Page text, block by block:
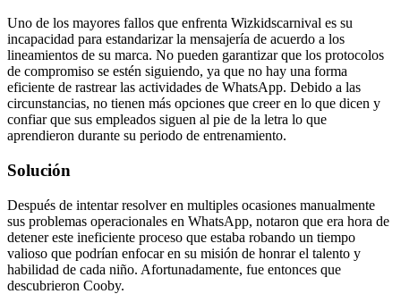
Uno de los mayores fallos que enfrenta Wizkidscarnival es su
incapacidad para estandarizar la mensajería de acuerdo a los
lineamientos de su marca. No pueden garantizar que los protocolos
de compromiso se estén siguiendo, ya que no hay una forma
eficiente de rastrear las actividades de WhatsApp. Debido a las
circunstancias, no tienen más opciones que creer en lo que dicen y
confiar que sus empleados siguen al pie de la letra lo que
aprendieron durante su periodo de entrenamiento.
Solución
Después de intentar resolver en multiples ocasiones manualmente
sus problemas operacionales en WhatsApp, notaron que era hora de
detener este ineficiente proceso que estaba robando un tiempo
valioso que podrían enfocar en su misión de honrar el talento y
habilidad de cada niño. Afortunadamente, fue entonces que
descubrieron Cooby.